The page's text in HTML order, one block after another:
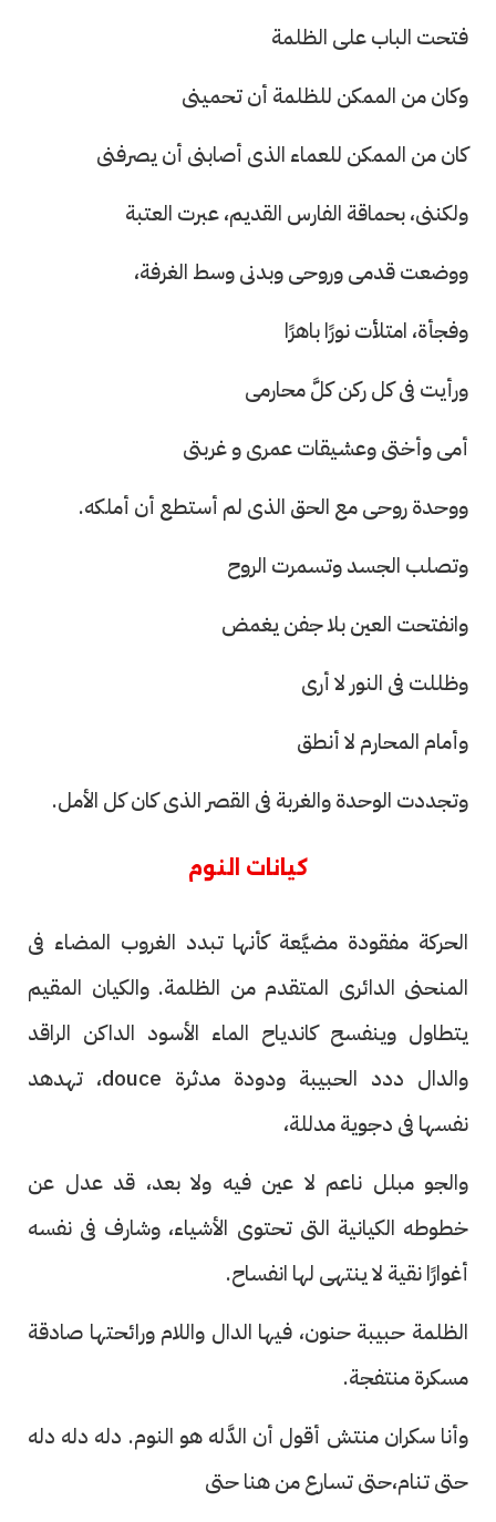
فتحت الباب على الظلمة
وكان من الممكن للظلمة أن تحمينى
كان من الممكن للعماء الذى أصابنى أن يصرفنى
ولكننى، بحماقة الفارس القديم، عبرت العتبة
ووضعت قدمی وروحى وبدنى وسط الغرفة،
وفجأة، امتلأت نورًا باهرًا
ورأيت فى كل ركن كلَّ محارمی
أمى وأختى وعشيقات عمری و غربتی
ووحدة روحى مع الحق الذى لم أستطع أن أملكه.
وتصلب الجسد وتسمرت الروح
وانفتحت العين بلا جفن يغمض
وظللت فى النور لا أرى
وأمام المحارم لا أنطق
وتجددت الوحدة والغربة فى القصر الذى كان كل الأمل.
كيانات النوم
الحركة مفقودة مضيَّعة كأنها تبدد الغروب المضاء فى
المنحنى الدائرى المتقدم من الظلمة. والكيان المقيم
يتطاول وينفسح كاندياح الماء الأسود الداكن الراقد
والدال ددد الحبيبة ودودة مدثرة douce، تهدهد
نفسها فى دجوية مدللة،
والجو مبلل ناعم لا عين فيه ولا بعد، قد عدل عن
خطوطه الكيانية التى تحتوى الأشياء، وشارف فى نفسه
أغوارًا نقية لا ينتهى لها انفساح.
الظلمة حبيبة حنون، فيها الدال واللام ورائحتها صادقة
مسكرة منتفجة.
وأنا سكران منتش أقول أن الدَّله هو النوم. دله دله دله
حتى تنام،حتى تسارع من هنا حتى